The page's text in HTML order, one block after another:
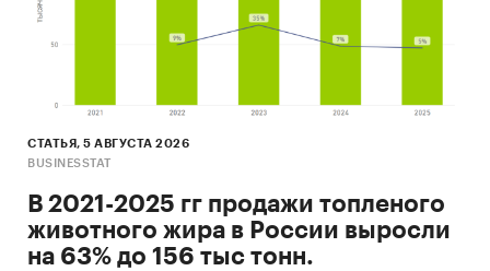
СТАТЬЯ, 5 АВГУСТА 2026
BUSINESSTAT
В 2021-2025 гг продажи топленого
животного жира в России выросли
на 63% до 156 тыс тонн.